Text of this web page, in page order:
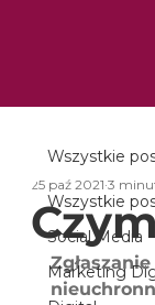
Wszystkie
Social Media
Marketing
Wszystkie
25 paź 2021 3